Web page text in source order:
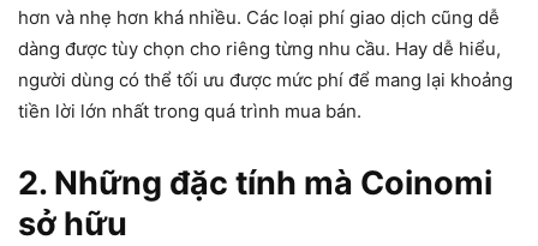
hơn và nhẹ hơn khá nhiều. Các loại phí giao dịch cũng dễ
dàng được tùy chọn cho riêng từng nhu cầu. Hay dễ hiểu,
người dùng có thể tối ưu được mức phí để mang lại khoảng
tiền lời lớn nhất trong quá trình mua bán.
2. Những đặc tính mà Coinomi
sở hữu